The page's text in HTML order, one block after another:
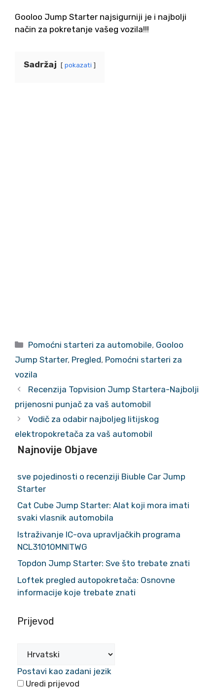
Gooloo Jump Starter najsigurniji je i najbolji
način za pokretanje vašeg vozila!!!
Sadržaj pokazati
Kategorije
Pomoćni starteri za automobile, Gooloo
Jump Starter, Pregled, Pomoćni starteri za
vozila
Recenzija Topvision Jump Startera-Najbolji
prijenosni punjač za vaš automobil
Vodič za odabir najboljeg litijskog
elektropokretača za vaš automobil
Najnovije Objave
sve pojedinosti o recenziji Biuble Car Jump
Starter
Cat Cube Jump Starter: Alat koji mora imati
svaki vlasnik automobila
Istraživanje IC-ova upravljačkih programa
NCL31010MNITWG
Topdon Jump Starter: Sve što trebate znati
Loftek pregled autopokretača: Osnovne
informacije koje trebate znati
Prijevod
Postavi kao zadani jezik
Uredi prijevod